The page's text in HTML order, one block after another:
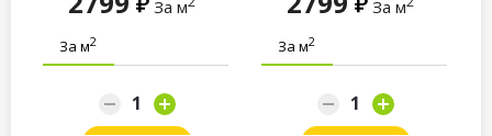
За м
За м2
За м
За м2